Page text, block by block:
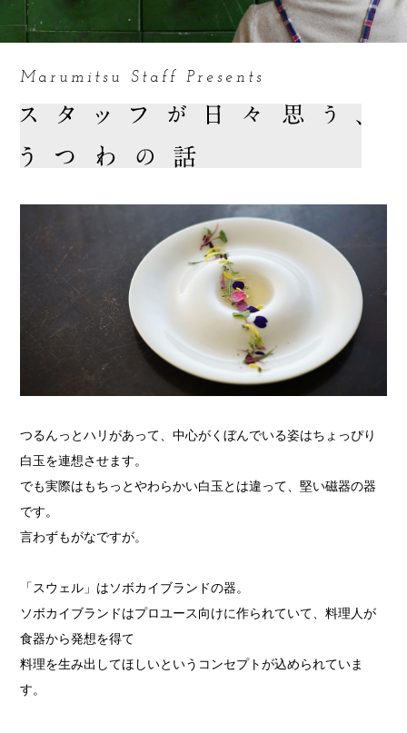
Marumitsu Staff Presents
つるんっとハリがあって、中心がくぼんでいる姿はちょっぴり
白玉を連想させます。
でも実際はもちっとやわらかい白玉とは違って、堅い磁器の器
です。
言わずもがなですが。
「スウェル」はソボカイブランドの器。
ソボカイブランドはプロユース向けに作られていて、料理人が
食器から発想を得て
料理を生み出してほしいというコンセプトが込められていま
す。